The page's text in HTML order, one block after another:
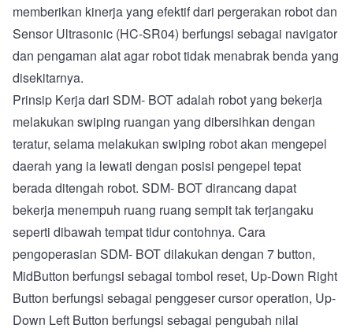
memberikan kinerja yang efektif dari pergerakan robot dan
Sensor Ultrasonic (HC-SR04) berfungsi sebagai navigator
dan pengaman alat agar robot tidak menabrak benda yang
disekitarnya.
Prinsip Kerja dari SDM- BOT adalah robot yang bekerja
melakukan swiping ruangan yang dibersihkan dengan
teratur, selama melakukan swiping robot akan mengepel
daerah yang ia lewati dengan posisi pengepel tepat
berada ditengah robot. SDM- BOT dirancang dapat
bekerja menempuh ruang ruang sempit tak terjangaku
seperti dibawah tempat tidur contohnya. Cara
pengoperasian SDM- BOT dilakukan dengan 7 button,
MidButton berfungsi sebagai tombol reset, Up-Down Right
Button berfungsi sebagai penggeser cursor operation, Up-
Down Left Button berfungsi sebagai pengubah nilai